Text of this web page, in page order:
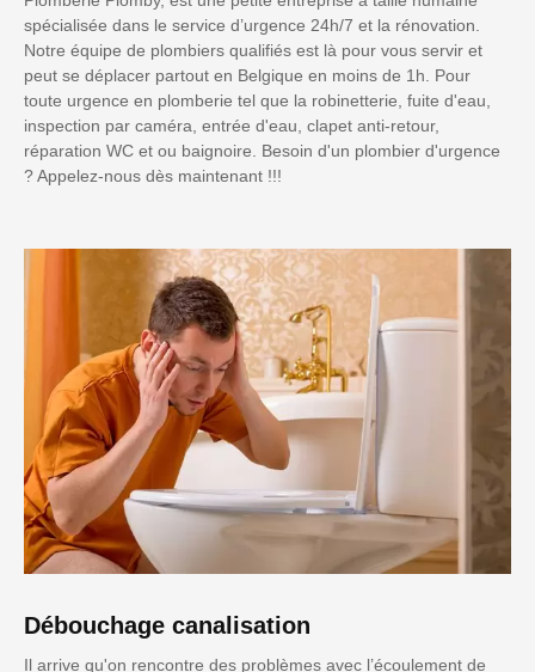
spécialisée dans le service d’urgence 24h/7 et la rénovation.
Notre équipe de plombiers qualifiés est là pour vous servir et
peut se déplacer partout en Belgique en moins de 1h. Pour
toute urgence en plomberie tel que la robinetterie, fuite d'eau,
inspection par caméra, entrée d'eau, clapet anti-retour,
réparation WC et ou baignoire. Besoin d'un plombier d'urgence
? Appelez-nous dès maintenant !!!
Débouchage canalisation
Il arrive qu'on rencontre des problèmes avec l’écoulement de